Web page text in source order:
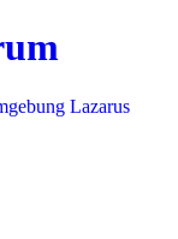
Lazarus